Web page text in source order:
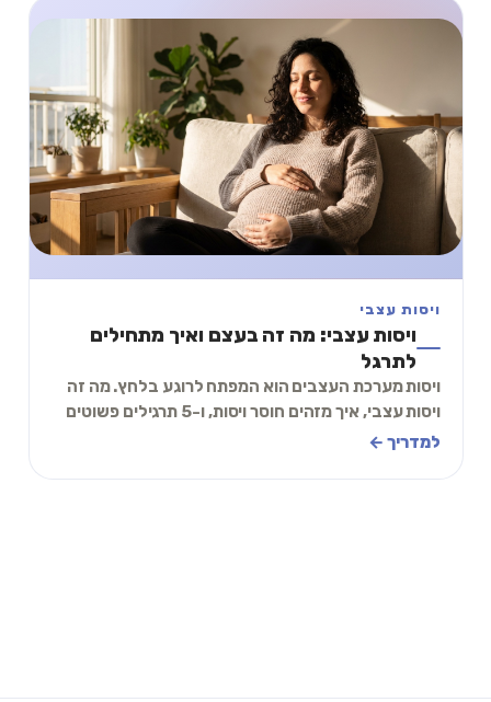
ויסות עצבי
ויסות עצבי: מה זה בעצם ואיך מתחילים
לתרגל
ויסות מערכת העצבים הוא המפתח לרוגע בלחץ. מה זה
ויסות עצבי, איך מזהים חוסר ויסות, ו-5 תרגילים פשוטים
להתחיל היום. כולל תרגיל של 2 דקות.
למדריך ←